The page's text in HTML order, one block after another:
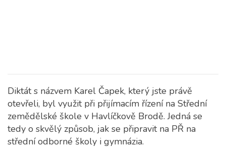
Diktát s názvem Karel Čapek, který jste právě
otevřeli, byl využit při přijímacím řízení na Střední
zemědělské škole v Havlíčkově Brodě. Jedná se
tedy o skvělý způsob, jak se připravit na PŘ na
střední odborné školy i gymnázia.